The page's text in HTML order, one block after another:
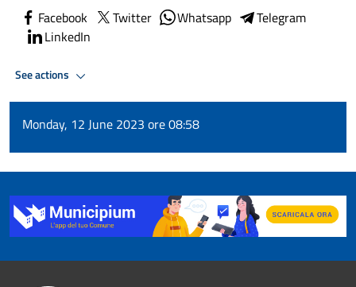
Facebook Twitter Whatsapp
Telegram
LinkedIn
See actions
Monday, 12 June 2023 ore 08:58